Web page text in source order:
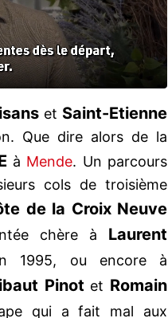
et Saint-Etienne
Que dire alors de la
à Mende. Un parcours
cols de troisième
de la Croix Neuve
chère à Laurent
1995, ou encore à
Pinot et Romain
qui a fait mal aux